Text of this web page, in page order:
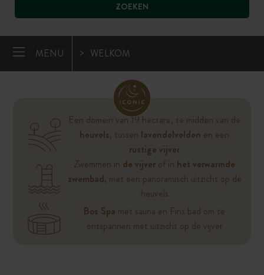
ZOEKEN
MENU WELKOM
Een domein van 19 hectare, te midden van de
heuvels, tussen lavendelvelden en een
rustige vijver
Zwemmen in de vijver of in het verwarmde
zwembad, met een panoramisch uitzicht op de
heuvels
Bos Spa met sauna en Fins bad om te
ontspannen met uitzicht op de vijver